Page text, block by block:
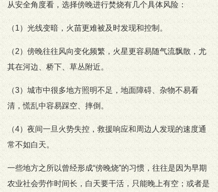
从安全角度看，选择傍晚进行焚烧有几个具体风险：
（1）光线变暗，火苗更难被及时发现和控制。
（2）傍晚往往风向变化频繁，火星更容易随气流飘散，尤
其在河边、桥下、草丛附近。
（3）城市中很多地方照明不足，地面障碍、杂物不易看
清，慌乱中容易踩空、摔倒。
（4）夜间一旦火势失控，救援响应和周边人发现的速度通
常不如白天。
一些地方之所以曾经形成“傍晚烧”的习惯，往往是因为早期
农业社会劳作时间长，白天要干活，只能晚上有空；或者是